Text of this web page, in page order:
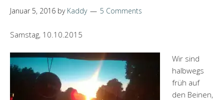
Januar 5, 2016 by Kaddy 5 Comments
Samstag, 10.10.2015
Wir sind
halbwegs
früh auf
den Beinen,